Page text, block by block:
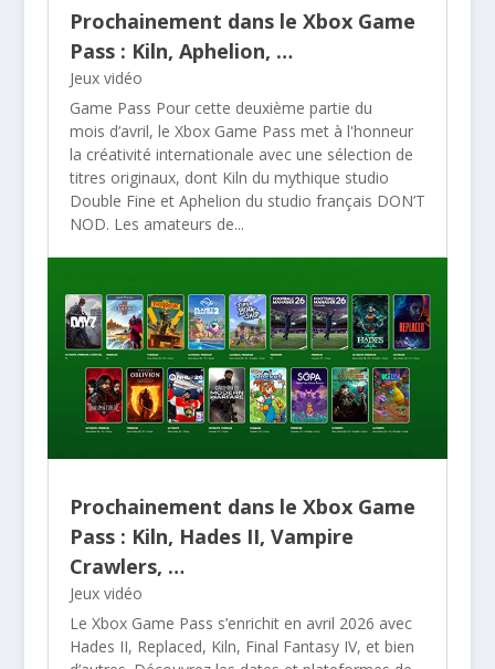
Prochainement dans le Xbox Game
Pass : Kiln, Aphelion, …
Jeux vidéo
Game Pass Pour cette deuxième partie du
mois d’avril, le Xbox Game Pass met à l'honneur
la créativité internationale avec une sélection de
titres originaux, dont Kiln du mythique studio
Double Fine et Aphelion du studio français DON’T
NOD. Les amateurs de...
Prochainement dans le Xbox Game
Pass : Kiln, Hades II, Vampire
Crawlers, …
Jeux vidéo
Le Xbox Game Pass s’enrichit en avril 2026 avec
Hades II, Replaced, Kiln, Final Fantasy IV, et bien